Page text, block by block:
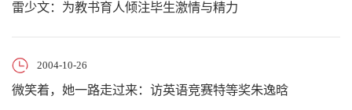
雷少文：为教书育人倾注毕生激情与精力
2004-10-26
微笑着，她一路走过来：访英语竞赛特等奖朱逸晗